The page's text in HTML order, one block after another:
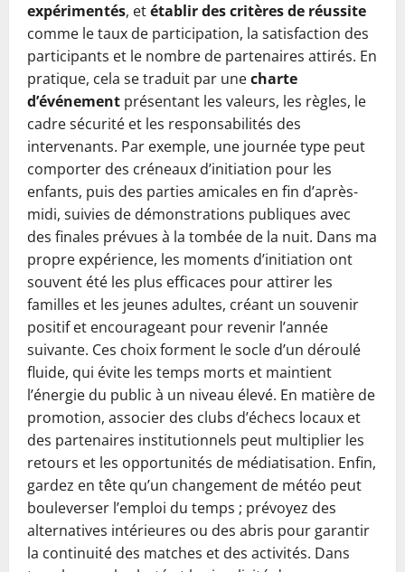
expérimentés, etétablir des critères de réussite
comme le taux de participation, la satisfaction des
participants et le nombre de partenaires attirés. En
pratique, cela se traduit par unecharte
d’événement présentant les valeurs, les règles, le
cadre sécurité et les responsabilités des
intervenants. Par exemple, une journée type peut
comporter des créneaux d’initiation pour les
enfants, puis des parties amicales en fin d’après-
midi, suivies de démonstrations publiques avec
des finales prévues à la tombée de la nuit. Dans ma
propre expérience, les moments d’initiation ont
souvent été les plus efficaces pour attirer les
familles et les jeunes adultes, créant un souvenir
positif et encourageant pour revenir l’année
suivante. Ces choix forment le socle d’un déroulé
fluide, qui évite les temps morts et maintient
l’énergie du public à un niveau élevé. En matière de
promotion, associer des clubs d’échecs locaux et
des partenaires institutionnels peut multiplier les
retours et les opportunités de médiatisation. Enfin,
gardez en tête qu’un changement de météo peut
bouleverser l’emploi du temps ; prévoyez des
alternatives intérieures ou des abris pour garantir
la continuité des matches et des activités. Dans